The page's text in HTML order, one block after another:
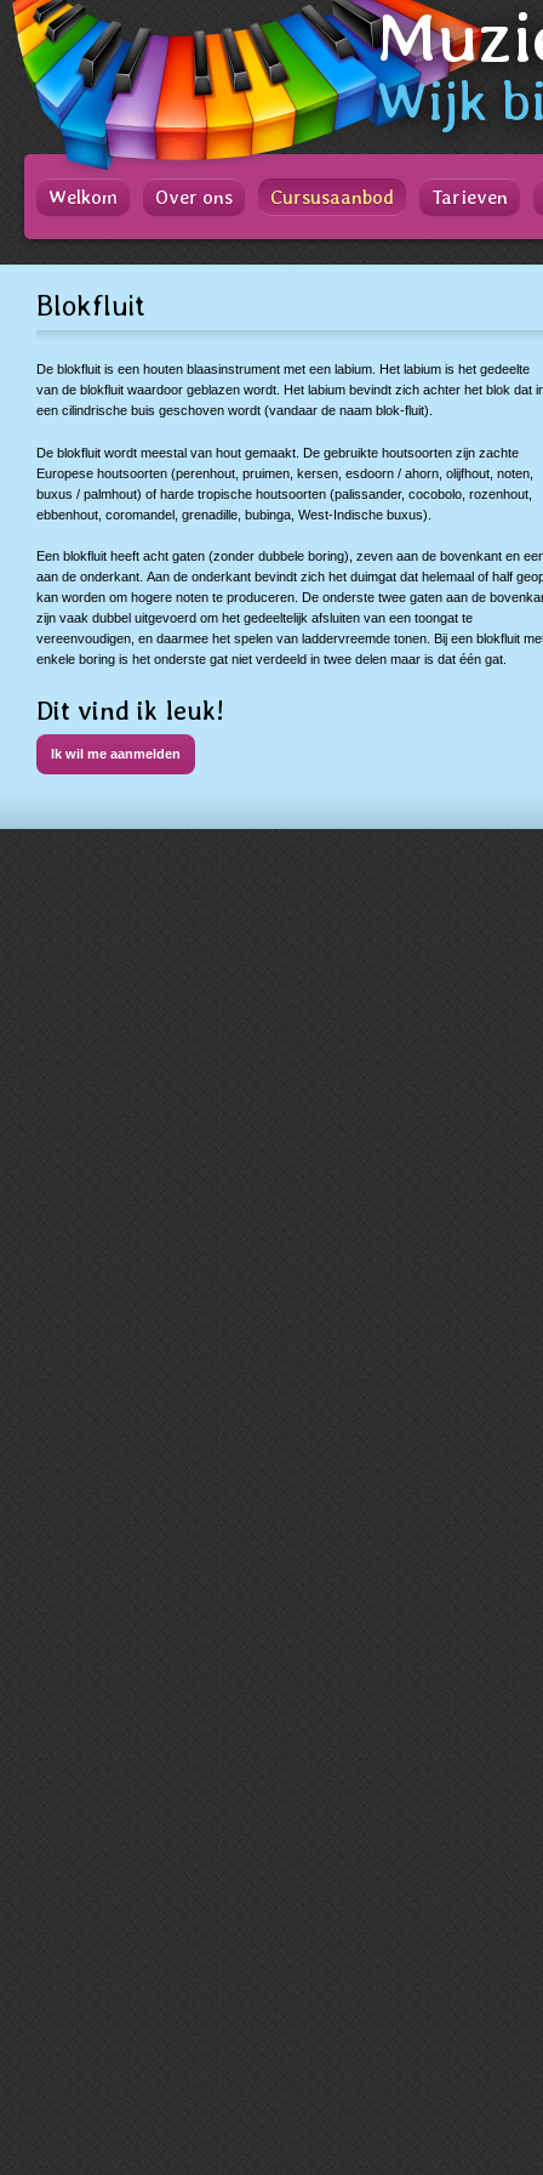
Spring
naar
Spring
naar
de
inhoud
Spring
naar
hoofdmenu
Wijk
Blokfluit
De blokfluit is een houten blaasinstrument met een labium. Het labium is het gedeelte
van de blokfluit waardoor geblazen wordt. Het labium bevindt zich achter het blok dat
een cilindrische buis geschoven wordt (vandaar de naam blok-fluit).
De blokfluit wordt meestal van hout gemaakt. De gebruikte houtsoorten zijn zachte
Europese houtsoorten (perenhout, pruimen, kersen, esdoorn / ahorn, olijfhout, noten,
buxus / palmhout) of harde tropische houtsoorten (palissander, cocobolo, rozenhout,
ebbenhout, coromandel, grenadille, bubinga, West-Indische buxus).
Een blokfluit heeft acht gaten (zonder dubbele boring), zeven aan de bovenkant en
aan de onderkant. Aan de onderkant bevindt zich het duimgat dat helemaal of half
kan worden om hogere noten te produceren. De onderste twee gaten aan de
zijn vaak dubbel uitgevoerd om het gedeeltelijk afsluiten van een toongat te
vereenvoudigen, en daarmee het spelen van laddervreemde tonen. Bij een blokfluit
enkele boring is het onderste gat niet verdeeld in twee delen maar is dat één gat.
Dit vind ik leuk!
Ik wil me aanmelden
Welkom Over ons Cursusaanbod Tarieven